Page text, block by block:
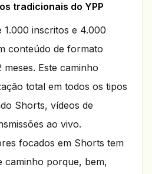
tradicionais do YPP
1.000 inscritos e 4.000
conteúdo de formato
Este caminho
total em todos os tipos
Shorts, vídeos de
ao vivo.
focados em Shorts tem
caminho porque, bem,